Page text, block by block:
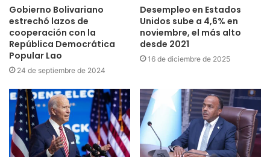
Gobierno Bolivariano
estrechó lazos de
cooperación con la
República Democrática
Popular Lao
24 de septiembre de 2024
Desempleo en Estados
Unidos sube a 4,6% en
noviembre, el más alto
desde 2021
16 de diciembre de 2025